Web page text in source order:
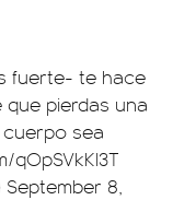
fuerte- te hace
pierdas una
sea
qOpSVkKl3T
September 8,